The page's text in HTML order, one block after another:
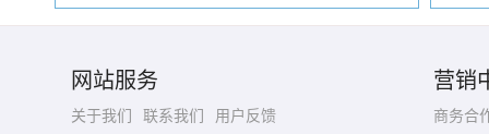
网站服务
关于我们 联系我们
用户反馈
营销
商务合